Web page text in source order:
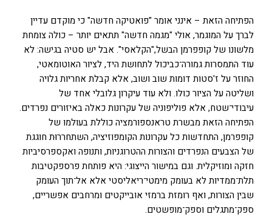
הפתיחה הזאת – אינני אומר "פואטיקה חדשה" כי מוקדם עדיין
לברך על המוגמר, אולי "מגמה חדשה" תתאים יותר – כולה צומחת
מלשונו של קופפרמן הבשל,"הקלאסי". אבל יש סטיה בגישה: לא
עוד התמסרות גמורה־כביכול לתחושת היד, לציור האוטומאטי,
החוזר על ז'סטות דומות שוב ושוב, אלא קבלת אחריות גלויה
ושליטה על הציור כולו. ולא עוד עיקרון גלובלי אחד של
עיבודי־שטח, אלא פוליפוניה של עקרונות כאלה באיזורים נפרדים.
הפתיחה הזאת מבשרת טראנספורמציה כוללת בעולמו של
קופפרמן, התחדשות כל עקרונות הקומפוזיציה, השתחררוּת חוגגת
של הצבעים הנפרדים והצורות ההטרוגניות, ותנופה ואקספרסיביות
חזקה ומוזיקלית. וגם במישור הייצוגי: היא פותחת פרספקטיבות
תלת־ממדיות לא בעומק מימטי־ריאליסטי אלא אל־תוך העומק
שבין הצורות, ואף רומזת ברמזי אובייקטים ומרחבים אפשריים,
ספק־מתגלים וספק־מופשטים.